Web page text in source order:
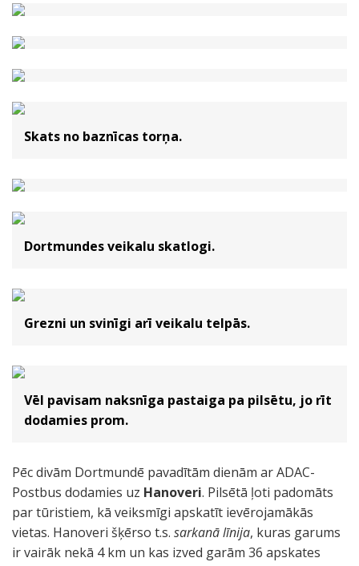
Skats no baznīcas torņa.
Dortmundes veikalu skatlogi.
Grezni un svinīgi arī veikalu telpās.
Vēl pavisam naksnīga pastaiga pa pilsētu, jo rīt
dodamies prom.
Pēc divām Dortmundē pavadītām dienām ar ADAC-
Postbus dodamies uz Hanoveri. Pilsētā ļoti padomāts
par tūristiem, kā veiksmīgi apskatīt ievērojamākās
vietas. Hanoveri šķērso t.s. sarkanā līnija, kuras garums
ir vairāk nekā 4 km un kas izved garām 36 apskates